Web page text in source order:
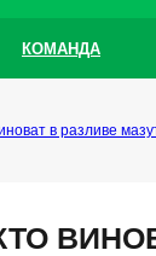
КОМАНДА
в разливе